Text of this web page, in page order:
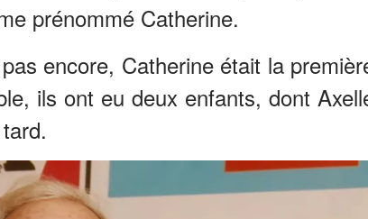
prénommé Catherine.
encore, Catherine était la
ils ont eu deux enfants, dont